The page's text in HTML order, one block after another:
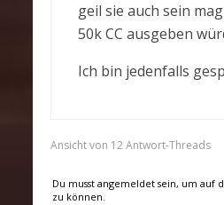
geil sie auch sein
50k CC ausgeben
Ich bin jedenfalls
Ansicht von 12 Antwort-Threads
Du musst angemeldet sein, um auf
zu können.